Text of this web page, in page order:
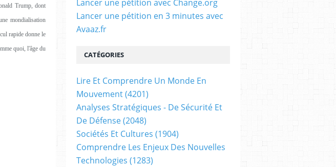
Trump, dont
mondialisation
rapide donne le
quoi, l'âge du
Lancer une pétition avec Change.org
Lancer une pétition en 3 minutes avec
Avaaz.fr
CATÉGORIES
Lire Et Comprendre Un Monde En
Mouvement(4201)
Analyses Stratégiques - De Sécurité Et
De Défense(2048)
Sociétés Et Cultures (1904)
Comprendre Les Enjeux Des Nouvelles
Technologies (1283)